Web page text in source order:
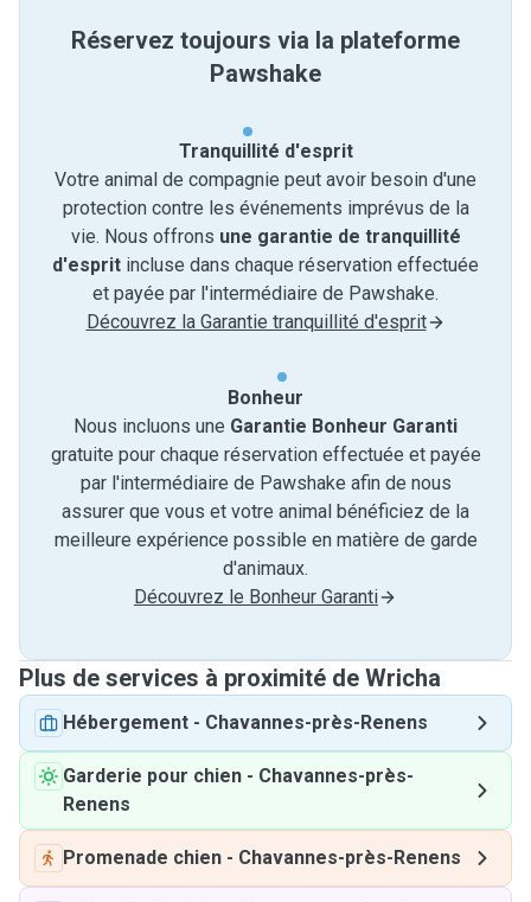
Réservez toujours via la plateforme
Pawshake
Tranquillité d'esprit
Votre animal de compagnie peut avoir besoin d'une
protection contre les événements imprévus de la
vie. Nous offrons une garantie de tranquillité
d'esprit incluse dans chaque réservation effectuée
et payée par l'intermédiaire de Pawshake.
Découvrez la Garantie tranquillité d'esprit
Bonheur
Nous incluons une Garantie Bonheur Garanti
gratuite pour chaque réservation effectuée et payée
par l'intermédiaire de Pawshake afin de nous
assurer que vous et votre animal bénéficiez de la
meilleure expérience possible en matière de garde
d'animaux.
Découvrez le Bonheur Garanti
Plus de services à proximité de Wricha
Hébergement - Chavannes-près-Renens
Garderie pour chien - Chavannes-près-
Renens
Promenade chien - Chavannes-près-Renens